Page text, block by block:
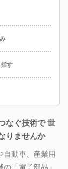
す
なぐ技術で 世
りませんか
自動車、産業用
「電子部品」